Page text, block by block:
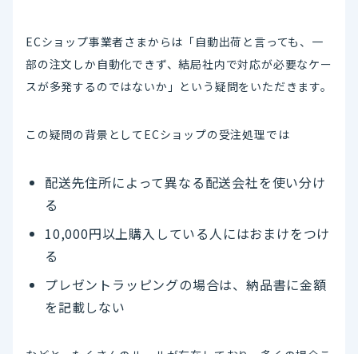
ECショップ事業者さまからは「自動出荷と言っても、一
部の注文しか自動化できず、結局社内で対応が必要なケー
スが多発するのではないか」という疑問をいただきます。
この疑問の背景としてECショップの受注処理では
配送先住所によって異なる配送会社を使い分け
る
10,000円以上購入している人にはおまけをつけ
る
プレゼントラッピングの場合は、納品書に金額
を記載しない